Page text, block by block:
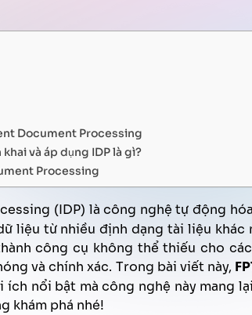
triển năng lực nhân sự
hồi thanh toán
Document Processing
và áp dụng IDP là gì?
Processing
(IDP) là công nghệ tự động
liệu từ nhiều định dạng tài liệu khác
công cụ không thể thiếu cho
và chính xác. Trong bài viết này,
nổi bật mà công nghệ này mang
khám phá nhé!